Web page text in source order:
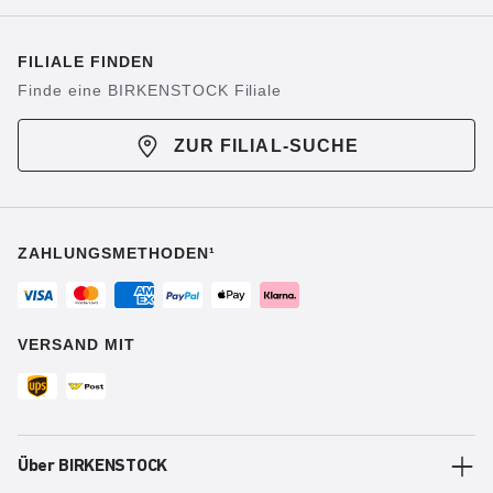
FILIALE FINDEN
Finde eine BIRKENSTOCK Filiale
ZUR FILIAL-SUCHE
ZAHLUNGSMETHODEN¹
VERSAND MIT
Über BIRKENSTOCK